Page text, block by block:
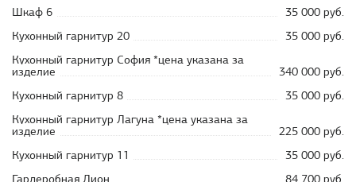
Шкаф 6
35 000 руб.
Кухонный гарнитур 20
35 000 руб.
Кухонный гарнитур София *цена указана за
изделие
340 000 руб.
Кухонный гарнитур 8
35 000 руб.
Кухонный гарнитур Лагуна *цена указана за
изделие
225 000 руб.
Кухонный гарнитур 11
35 000 руб.
Гардеробная Лион
84 700 руб.